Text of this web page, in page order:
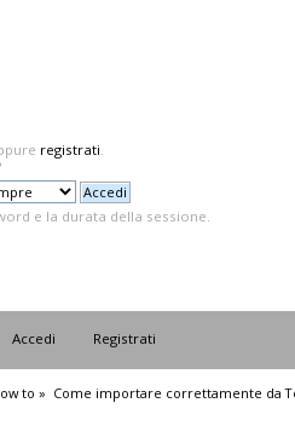
registrati.
e la durata della sessione.
Accedi Registrati
to » Come importare correttamente da